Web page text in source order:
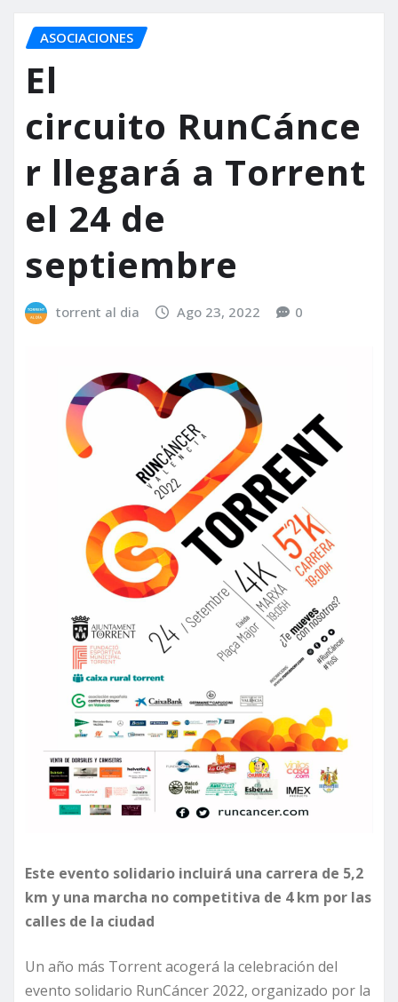
ASOCIACIONES
El
circuito RunCánce
r llegará a Torrent
el 24 de
septiembre
torrent al dia Ago 23, 2022 0
Este evento solidario incluirá una carrera de 5,2
km y una marcha no competitiva de 4 km por las
calles de la ciudad
Un año más Torrent acogerá la celebración del
evento solidario RunCáncer 2022, organizado por la